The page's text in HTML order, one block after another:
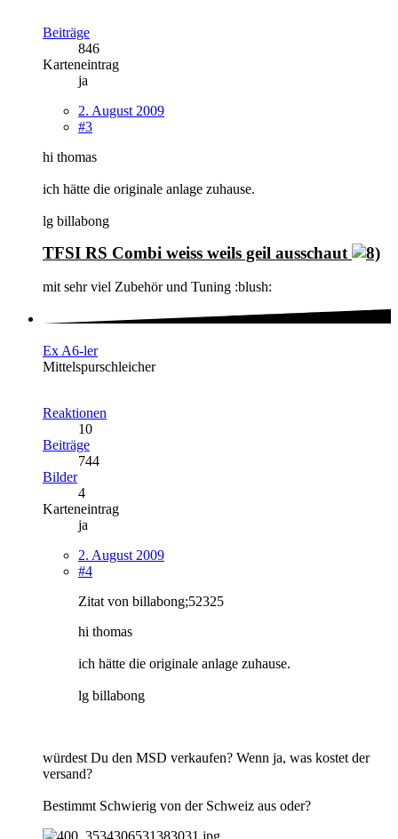
Beiträge
846
Karteneintrag
ja
2. August 2009
#3
hi thomas
ich hätte die originale anlage zuhause.
lg billabong
TFSI RS Combi weiss weils geil ausschaut
mit sehr viel Zubehör und Tuning :blush:
Ex A6-ler
Mittelspurschleicher
Reaktionen
10
Beiträge
744
Bilder
4
Karteneintrag
ja
2. August 2009
#4
Zitat von billabong;52325
hi thomas
ich hätte die originale anlage zuhause.
lg billabong
würdest Du den MSD verkaufen? Wenn ja, was kostet der
versand?
Bestimmt Schwierig von der Schweiz aus oder?